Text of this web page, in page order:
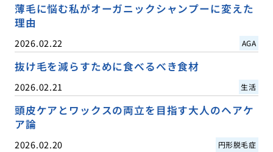
薄毛に悩む私がオーガニックシャンプーに変えた
理由
2026.02.22 AGA
抜け毛を減らすために食べるべき食材
2026.02.21 生活
頭皮ケアとワックスの両立を目指す大人のヘアケ
ア論
2026.02.20 円形脱毛症